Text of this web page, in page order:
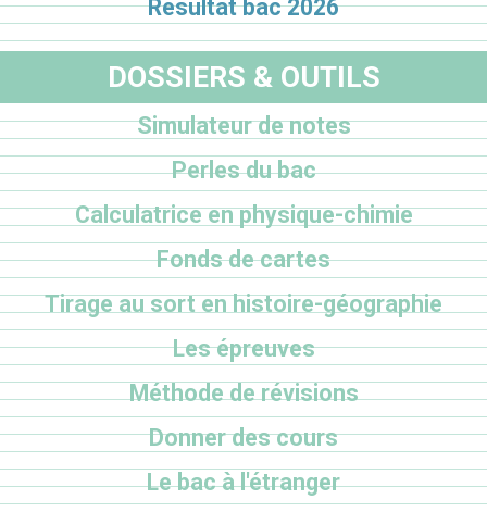
Résultat bac 2026
DOSSIERS & OUTILS
Simulateur de notes
Perles du bac
Calculatrice en physique-chimie
Fonds de cartes
Tirage au sort en histoire-géographie
Les épreuves
Méthode de révisions
Donner des cours
Le bac à l'étranger